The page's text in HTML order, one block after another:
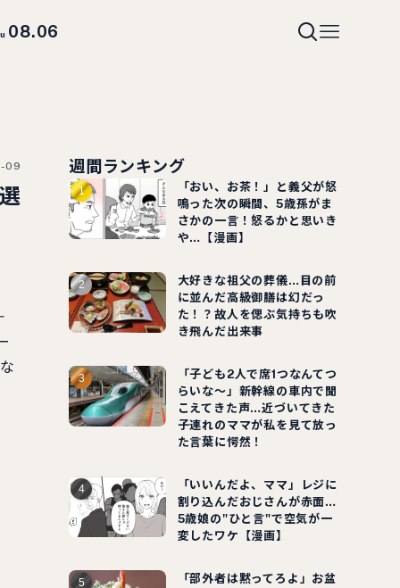
08.06
09 週間ランキング
「おい、お茶！」と義父が怒
鳴った次の瞬間、5歳孫がま
さかの一言！怒るかと思いき
や…【漫画】
大好きな祖父の葬儀…目の前
に並んだ高級御膳は幻だっ
た！？故人を偲ぶ気持ちも吹
き飛んだ出来事
「子ども2人で席1つなんてつ
らいな～」新幹線の車内で聞
こえてきた声…近づいてきた
子連れのママが私を見て放っ
た言葉に愕然！
「いいんだよ、ママ」レジに
割り込んだおじさんが赤面…
5歳娘の"ひと言"で空気が一
変したワケ【漫画】
「部外者は黙ってろよ」お盆